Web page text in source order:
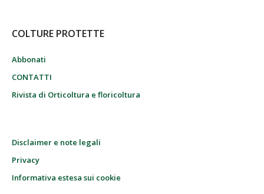
COLTURE PROTETTE
Abbonati
CONTATTI
Rivista di Orticoltura e floricoltura
Disclaimer e note legali
Privacy
Informativa estesa sui cookie